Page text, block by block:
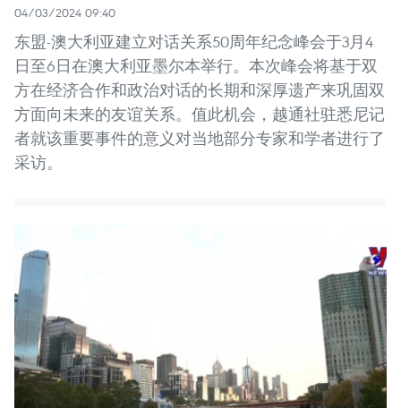
04/03/2024 09:40
东盟-澳大利亚建立对话关系50周年纪念峰会于3月4
日至6日在澳大利亚墨尔本举行。本次峰会将基于双
方在经济合作和政治对话的长期和深厚遗产来巩固双
方面向未来的友谊关系。值此机会，越通社驻悉尼记
者就该重要事件的意义对当地部分专家和学者进行了
采访。